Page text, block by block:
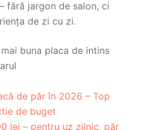
fără jargon de salon, ci
de zi cu zi.
de păr în 2026 – Top
de buget
lei – pentru uz zilnic, păr